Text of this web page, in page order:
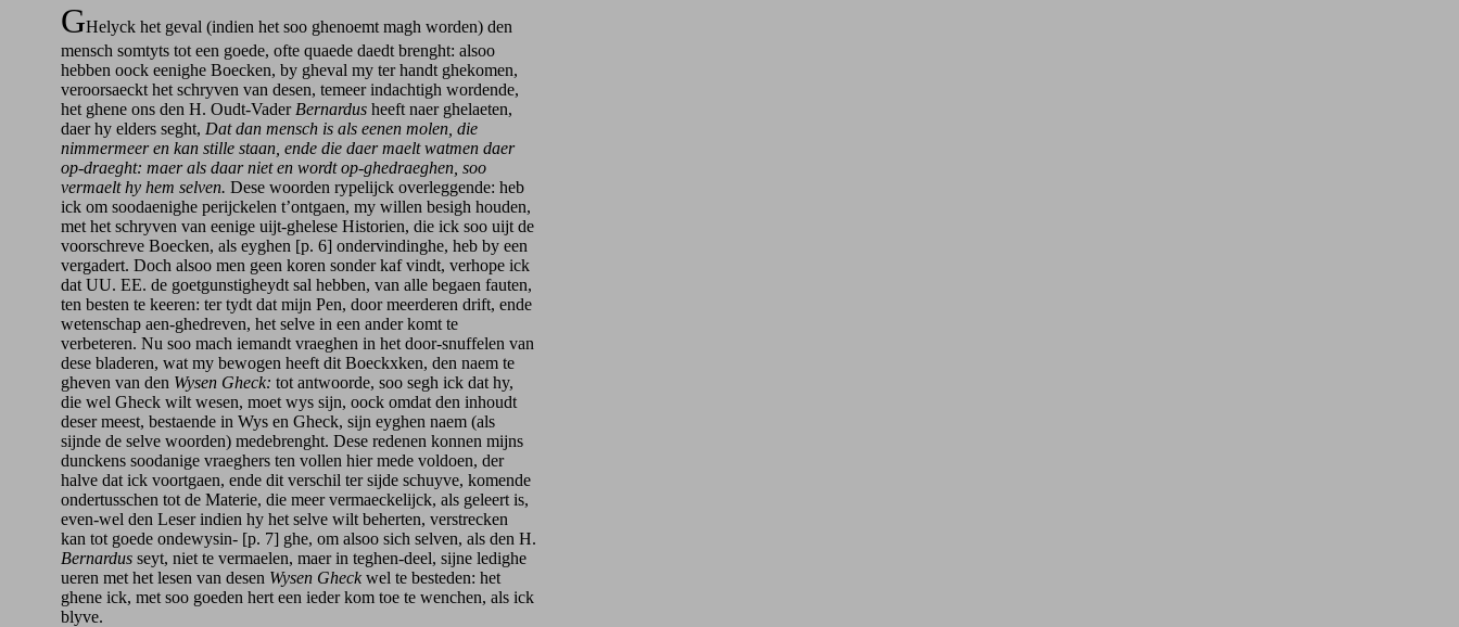
GHelyck het geval (indien het soo ghenoemt magh worden) den
mensch somtyts tot een goede, ofte quaede daedt brenght: alsoo
hebben oock eenighe Boecken, by gheval my ter handt ghekomen,
veroorsaeckt het schryven van desen, temeer indachtigh wordende,
het ghene ons den H. Oudt-Vader Bernardus heeft naer ghelaeten,
daer hy elders seght, Dat dan mensch is als eenen molen, die
nimmermeer en kan stille staan, ende die daer maelt watmen daer
op-draeght: maer als daar niet en wordt op-ghedraeghen, soo
vermaelt hy hem selven. Dese woorden rypelijck overleggende: heb
ick om soodaenighe perijckelen t’ontgaen, my willen besigh houden,
met het schryven van eenige uijt-ghelese Historien, die ick soo uijt de
voorschreve Boecken, als eyghen [p. 6] ondervindinghe, heb by een
vergadert. Doch alsoo men geen koren sonder kaf vindt, verhope ick
dat UU. EE. de goetgunstigheydt sal hebben, van alle begaen fauten,
ten besten te keeren: ter tydt dat mijn Pen, door meerderen drift, ende
wetenschap aen-ghedreven, het selve in een ander komt te
verbeteren. Nu soo mach iemandt vraeghen in het door-snuffelen van
dese bladeren, wat my bewogen heeft dit Boeckxken, den naem te
gheven van den Wysen Gheck: tot antwoorde, soo segh ick dat hy,
die wel Gheck wilt wesen, moet wys sijn, oock omdat den inhoudt
deser meest, bestaende in Wys en Gheck, sijn eyghen naem (als
sijnde de selve woorden) medebrenght. Dese redenen konnen mijns
dunckens soodanige vraeghers ten vollen hier mede voldoen, der
halve dat ick voortgaen, ende dit verschil ter sijde schuyve, komende
ondertusschen tot de Materie, die meer vermaeckelijck, als geleert is,
even-wel den Leser indien hy het selve wilt beherten, verstrecken
kan tot goede ondewysin- [p. 7] ghe, om alsoo sich selven, als den H.
Bernardus seyt, niet te vermaelen, maer in teghen-deel, sijne ledighe
ueren met het lesen van desen Wysen Gheck wel te besteden: het
ghene ick, met soo goeden hert een ieder kom toe te wenchen, als ick
blyve.